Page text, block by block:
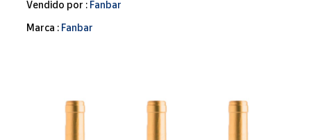
Correos
Juguetes y
Vendido por : Fanbar
Marca : Fanbar